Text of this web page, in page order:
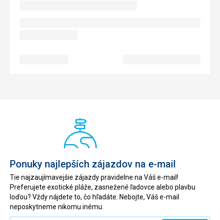
Ponuky najlepších zájazdov na e-mail
Tie najzaujímavejšie zájazdy pravidelne na Váš e-mail!
Preferujete exotické pláže, zasnežené ľadovce alebo plavbu
loďou? Vždy nájdete to, čo hľadáte. Nebojte, Váš e-mail
neposkytneme nikomu inému.